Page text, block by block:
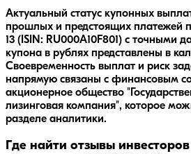
Актуальный статус купонных
прошлых и предстоящих платежей
13 (ISIN: RU000A10F801) с точными
купона в рублях представлены в
Своевременность выплат и риск
напрямую связаны с финансовым
акционерное общество
лизинговая компания", которое
разделе аналитики.
Где найти отзывы